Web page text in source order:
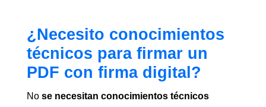
¿Necesito conocimientos
técnicos para firmar un
PDF con firma digital?
No se necesitan conocimientos técnicos